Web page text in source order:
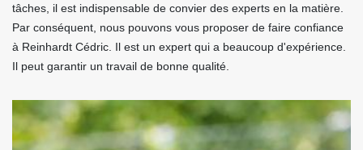
tâches, il est indispensable de convier des experts en la matière.
Par conséquent, nous pouvons vous proposer de faire confiance
à Reinhardt Cédric. Il est un expert qui a beaucoup d'expérience.
Il peut garantir un travail de bonne qualité.